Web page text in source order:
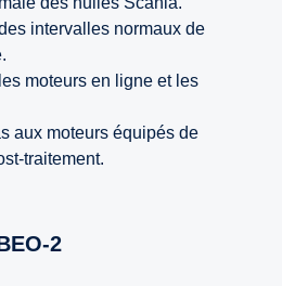
intervalles normaux de
moteurs en ligne et les
aux moteurs équipés de
traitement.
2